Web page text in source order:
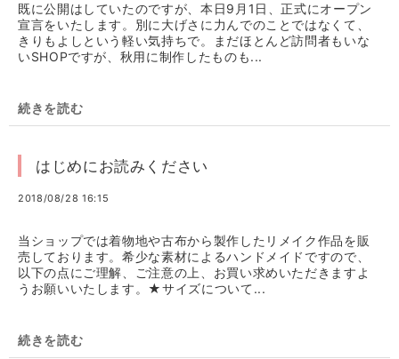
既に公開はしていたのですが、本日9月1日、正式にオープン
宣言をいたします。別に大げさに力んでのことではなくて、
きりもよしという軽い気持ちで。まだほとんど訪問者もいな
いSHOPですが、秋用に制作したものも...
続きを読む
はじめにお読みください
2018/08/28 16:15
当ショップでは着物地や古布から製作したリメイク作品を販
売しております。希少な素材によるハンドメイドですので、
以下の点にご理解、ご注意の上、お買い求めいただきますよ
うお願いいたします。★サイズについて...
続きを読む